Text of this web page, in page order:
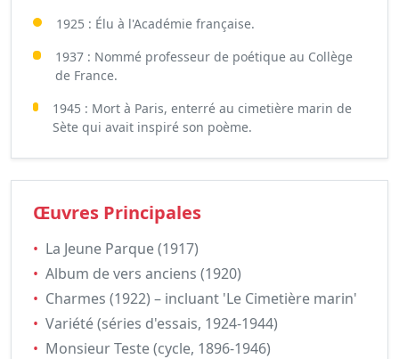
1925 : Élu à l'Académie française.
1937 : Nommé professeur de poétique au Collège
de France.
1945 : Mort à Paris, enterré au cimetière marin de
Sète qui avait inspiré son poème.
Œuvres Principales
• La Jeune Parque (1917)
• Album de vers anciens (1920)
• Charmes (1922) – incluant 'Le Cimetière marin'
• Variété (séries d'essais, 1924-1944)
• Monsieur Teste (cycle, 1896-1946)